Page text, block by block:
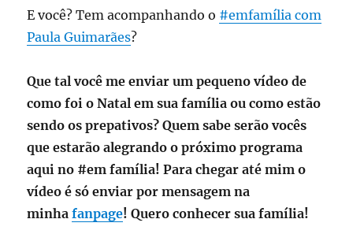
E você? Tem acompanhando o #emfamília com
Paula Guimarães?
Que tal você me enviar um pequeno vídeo de
como foi o Natal em sua família ou como estão
sendo os prepativos? Quem sabe serão vocês
que estarão alegrando o próximo programa
aqui no #em família! Para chegar até mim o
vídeo é só enviar por mensagem na
minhafanpage! Quero conhecer sua família!